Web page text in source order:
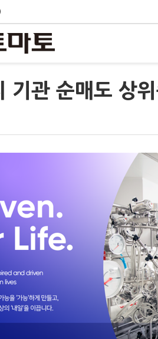
기관 순매도 상